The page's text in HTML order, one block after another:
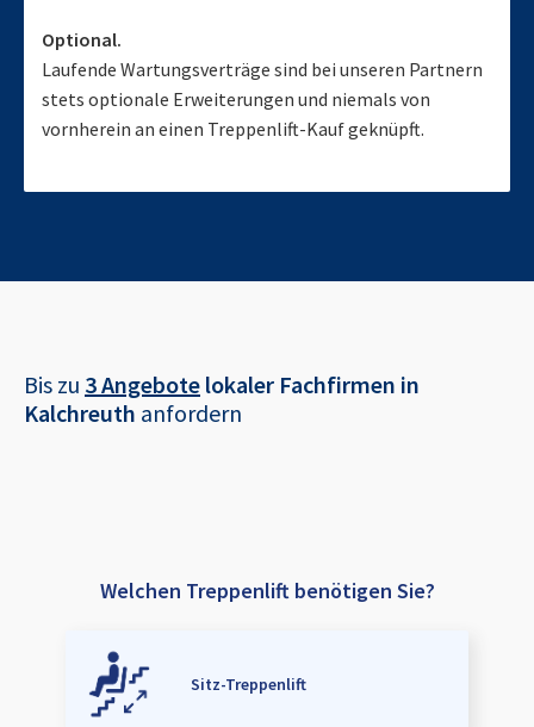
Optional.
Laufende Wartungsverträge sind bei unseren Partnern
stets optionale Erweiterungen und niemals von
vornherein an einen Treppenlift-Kauf geknüpft.
Bis zu 3 Angebote lokaler Fachfirmen in
Kalchreuth anfordern
Welchen Treppenlift benötigen Sie?
Sitz-Treppenlift